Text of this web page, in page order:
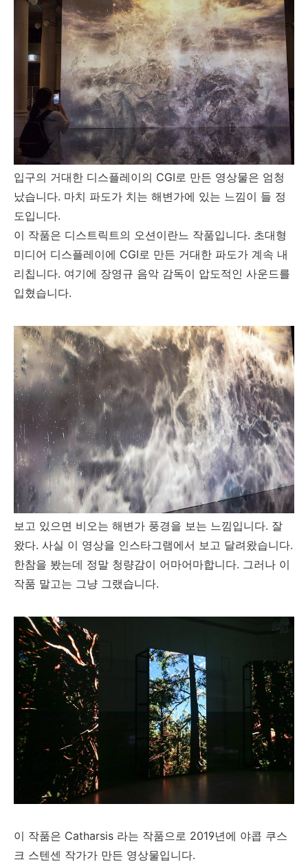
입구의 거대한 디스플레이의 CGI로 만든 영상물은 엄청
났습니다. 마치 파도가 치는 해변가에 있는 느낌이 들 정
도입니다.
이 작품은 디스트릭트의 오션이란느 작품입니다. 초대형
미디어 디스플레이에 CGI로 만든 거대한 파도가 계속 내
리칩니다. 여기에 장영규 음악 감독이 압도적인 사운드를
입혔습니다.
보고 있으면 비오는 해변가 풍경을 보는 느낌입니다. 잘
왔다. 사실 이 영상을 인스타그램에서 보고 달려왔습니다.
한참을 봤는데 정말 청량감이 어마어마합니다. 그러나 이
작품 말고는 그냥 그랬습니다.
이 작품은 Catharsis 라는 작품으로 2019년에 야콥 쿠스
크 스텐센 작가가 만든 영상물입니다.